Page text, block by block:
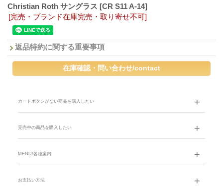
Christian Roth サングラス [CR S11 A-14]
[完売・ブランド在庫完売・取り寄せ不可]
返品特約に関する重要事項
カートボタンがない商品を購入したい
完売中の商品を購入したい
MENU/各種案内
お支払い方法